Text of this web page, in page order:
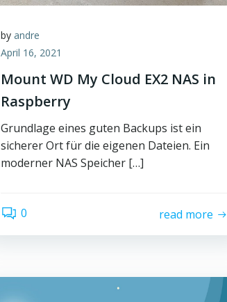
by andre
April 16, 2021
Mount WD My Cloud EX2 NAS in
Raspberry
Grundlage eines guten Backups ist ein
sicherer Ort für die eigenen Dateien. Ein
moderner NAS Speicher […]
0 read more